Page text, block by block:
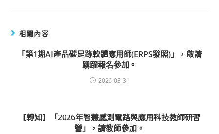
相關內容
「第1期AI產品碳足跡軟體應用師(ERPS發照)」，敬請
踴躍報名參加。
2026-03-31
【轉知】「2026年智慧感測電路與應用科技教師研習
營」，請教師參加。